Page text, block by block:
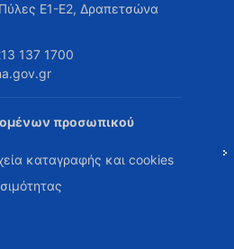
Ε1-Ε2, Δραπετσώνα
137 1700
προσωπικού
καταγραφής και cookies